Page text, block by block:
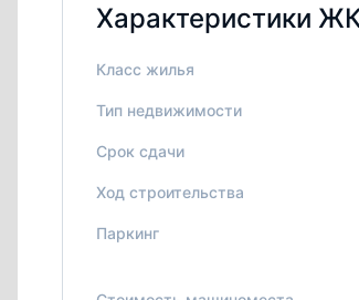
Характеристики
Класс жилья
Тип недвижимости
Срок сдачи
Ход строительства
Паркинг